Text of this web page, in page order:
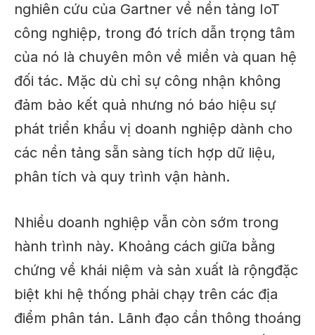
nghiên cứu của Gartner về nền tảng IoT
công nghiệp, trong đó trích dẫn trọng tâm
của nó là chuyên môn về miền và quan hệ
đối tác. Mặc dù chỉ sự công nhận không
đảm bảo kết quả nhưng nó báo hiệu sự
phát triển khẩu vị doanh nghiệp dành cho
các nền tảng sẵn sàng tích hợp dữ liệu,
phân tích và quy trình vận hành.
Nhiều doanh nghiệp vẫn còn sớm trong
hành trình này. Khoảng cách giữa bằng
chứng về khái niệm và sản xuất là rộngđặc
biệt khi hệ thống phải chạy trên các địa
điểm phân tán. Lãnh đạo cần thông thoáng